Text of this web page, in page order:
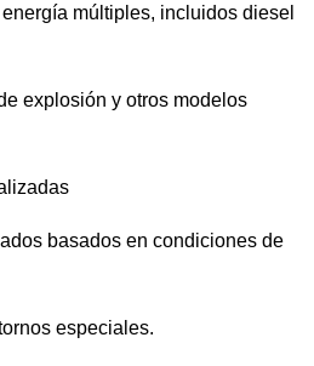
múltiples, incluidos diesel
explosión y otros modelos
basados ​​en condiciones de
especiales.